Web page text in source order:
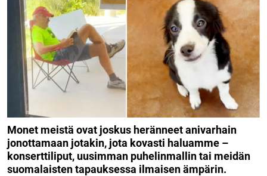
Monet meistä ovat joskus heränneet anivarhain
jonottamaan jotakin, jota kovasti haluamme –
konserttiliput, uusimman puhelinmallin tai meidän
suomalaisten tapauksessa ilmaisen ämpärin.